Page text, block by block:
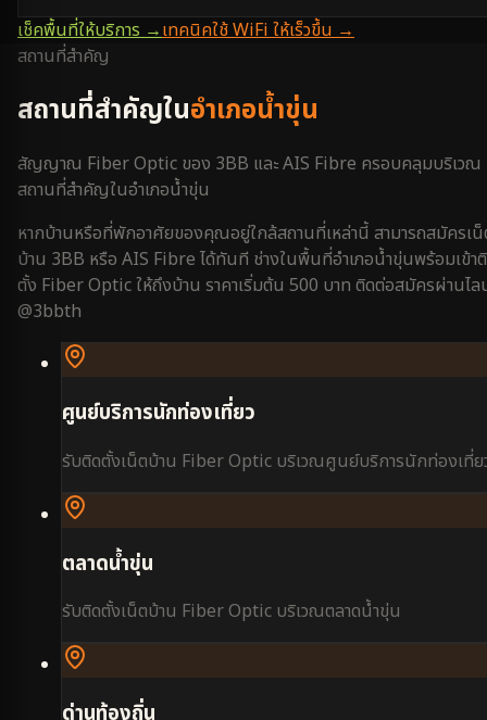
เช็คพื้นที่ให้บริการ →เทคนิคใช้ WiFi ให้เร็วขึ้น →
สถานที่สำคัญ
สถานที่สำคัญในอำเภอน้ำขุ่น
สัญญาณ Fiber Optic ของ 3BB และ AIS Fibre ครอบคลุมบริเวณ
สถานที่สำคัญในอำเภอน้ำขุ่น
หากบ้านหรือที่พักอาศัยของคุณอยู่ใกล้สถานที่เหล่านี้ สามารถสมัครเ
บ้าน 3BB หรือ AIS Fibre ได้ทันที ช่างในพื้นที่อำเภอน้ำขุ่นพร้อมเข้า
ตั้ง Fiber Optic ให้ถึงบ้าน ราคาเริ่มต้น 500 บาท ติดต่อสมัครผ่านไ
@3bbth
ศูนย์บริการนักท่องเที่ยว
รับติดตั้งเน็ตบ้าน Fiber Optic บริเวณศูนย์บริการนักท่องเที่ย
ตลาดน้ำขุ่น
รับติดตั้งเน็ตบ้าน Fiber Optic บริเวณตลาดน้ำขุ่น
ด่านท้องถิ่น